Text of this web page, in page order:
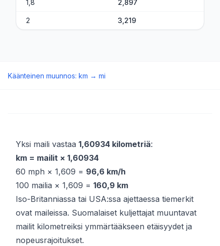
1,8 2,897
2 3,219
Käänteinen muunnos: km → mi
Yksi maili vastaa 1,60934 kilometriä:
km = mailit × 1,60934
60 mph × 1,609 = 96,6 km/h
100 mailia × 1,609 = 160,9 km
Iso-Britanniassa tai USA:ssa ajettaessa tiemerkit
ovat maileissa. Suomalaiset kuljettajat muuntavat
mailit kilometreiksi ymmärtääkseen etäisyydet ja
nopeusrajoitukset.